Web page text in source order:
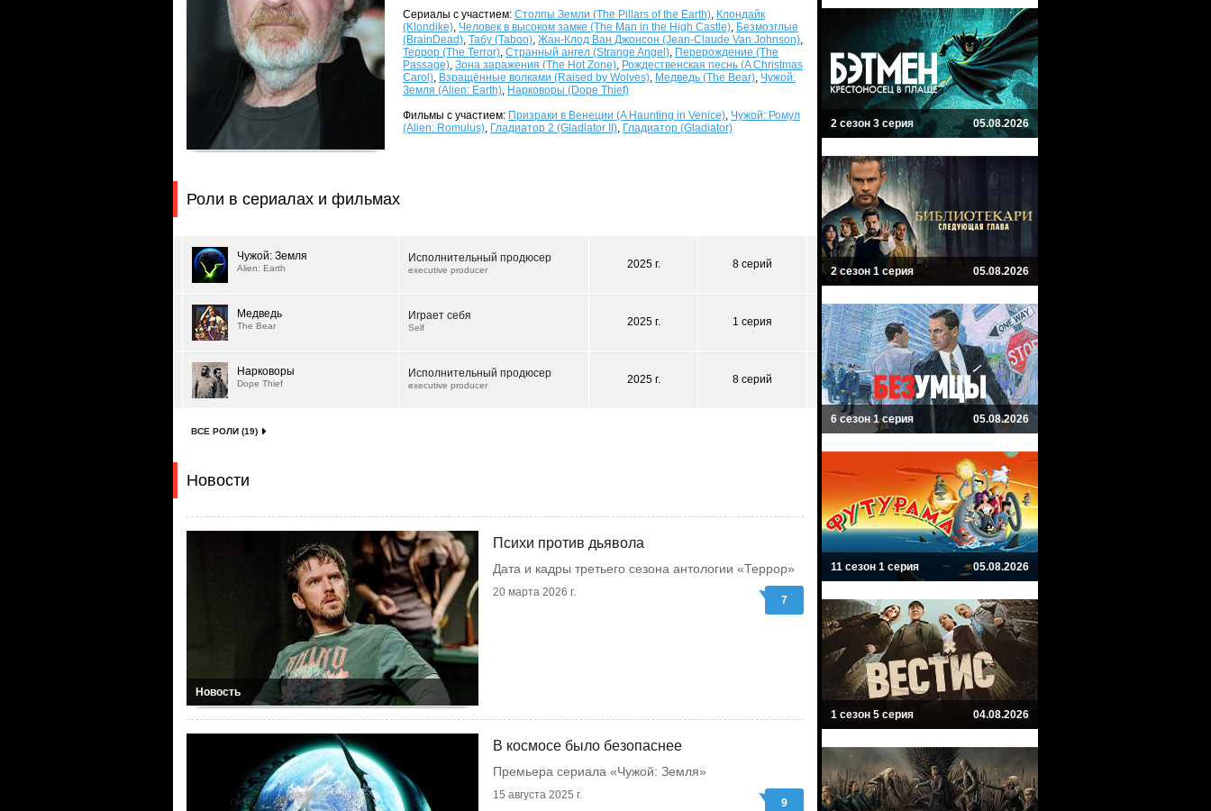
Сериалы с участием: Столпы Земли (The Pillars of the Earth), Клондайк
(Klondike), Человек в высоком замке (The Man in the High Castle), Безмозглые
(BrainDead), Табу (Taboo), Жан-Клод Ван Джонсон (Jean-Claude Van Johnson),
Террор (The Terror), Странный ангел (Strange Angel), Перерождение (The
Passage), Зона заражения (The Hot Zone), Рождественская песнь (A Christmas
Carol), Взращённые волками (Raised by Wolves), Медведь (The Bear), Чужой:
Земля (Alien: Earth), Нарковоры (Dope Thief)
Фильмы с участием: Призраки в Венеции (A Haunting in Venice), Чужой: Ромул
(Alien: Romulus), Гладиатор 2 (Gladiator II), Гладиатор (Gladiator)
Роли в сериалах и фильмах
Чужой: Земля
Alien: Earth
Исполнительный продюсер
executive producer 2025 г. 8 серий
Медведь
The Bear
Играет себя
Self 2025 г. 1 серия
Нарковоры
Dope Thief
Исполнительный продюсер
executive producer 2025 г. 8 серий
ВСЕ РОЛИ (19)
Новости
Новость
Психи против дьявола
Дата и кадры третьего сезона антологии «Террор»
20 марта 2026 г.
7
В космосе было безопаснее
Премьера сериала «Чужой: Земля»
15 августа 2025 г.
9
2 сезон 3 серия 05.08.2026
2 сезон 1 серия 05.08.2026
6 сезон 1 серия 05.08.2026
11 сезон 1 серия 05.08.2026
1 сезон 5 серия 04.08.2026